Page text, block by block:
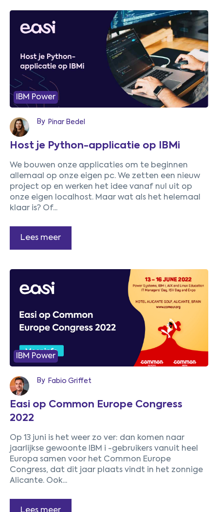
IBM Power
By Pinar Bedel
Host je Python-applicatie op IBMi
We bouwen onze applicaties om te beginnen
allemaal op onze eigen pc. We zetten een nieuw
project op en werken het idee vanaf nul uit op
onze eigen localhost. Maar wat als het helemaal
klaar is? Of...
Lees meer
IBM Power
By Fabio Griffet
Easi op Common Europe Congress
2022
Op 13 juni is het weer zo ver: dan komen naar
jaarlijkse gewoonte IBM i -gebruikers vanuit heel
Europa samen voor het Common Europe
Congress, dat dit jaar plaats vindt in het zonnige
Alicante. Ook...